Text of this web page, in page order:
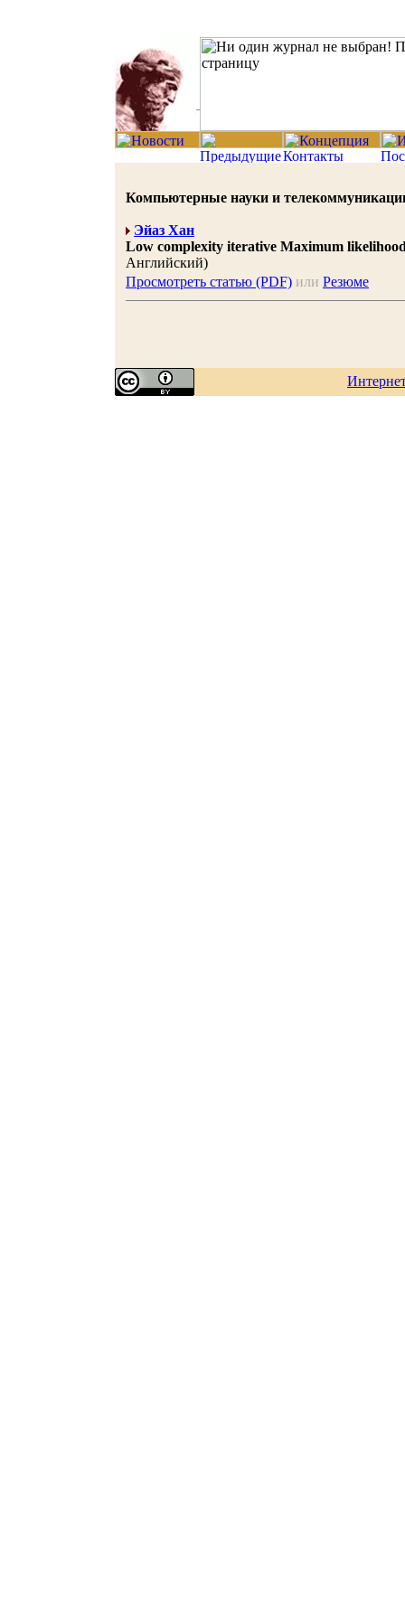
Компьютерные науки и
Эйаз Хан
Low complexity iterative Maximum
Английский)
Просмотреть статью (PDF) или Резюме